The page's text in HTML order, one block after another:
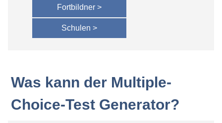
Fortbildner >
Schulen >
Was kann der Multiple-
Choice-Test Generator?